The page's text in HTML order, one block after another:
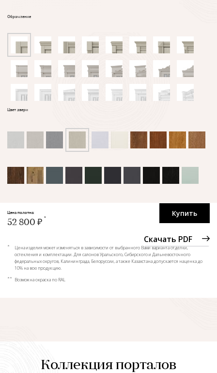
Обрамление
Цвет двери
Купить
Скачать PDF
Цена полотна:
52 800 ₽
*
Цена изделия может изменяться в зависимости от выбранного Вами варианта отделки,
остекления и комплектации. Для салонов Уральского, Сибирского и Дальневосточного
федеральных округов, Калининграда, Белоруссии, а также Казахстана допускается наценка до
10% на всю продукцию.
** Возможна окраска по RAL
Коллекция порталов